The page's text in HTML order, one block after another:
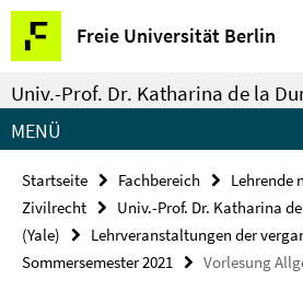
Springe
direkt
zu
Inhalt
Freie Universität Berlin
Service-
Navigation
Univ.-Prof. Dr. Katharina de la
MENÜ
Startseite Fachbereich
Lehrende
Zivilrecht
Univ.-Prof. Dr. Katharina
(Yale)
Lehrveranstaltungen der
Sommersemester 2021
Vorlesung